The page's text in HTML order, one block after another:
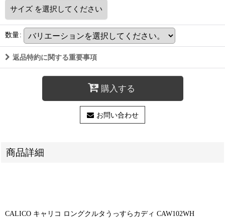
サイズ を選択してください
数量:
返品特約に関する重要事項
購入する
お問い合わせ
商品詳細
CALICO キャリコ ロングクルタうっすらカディ CAW102WH